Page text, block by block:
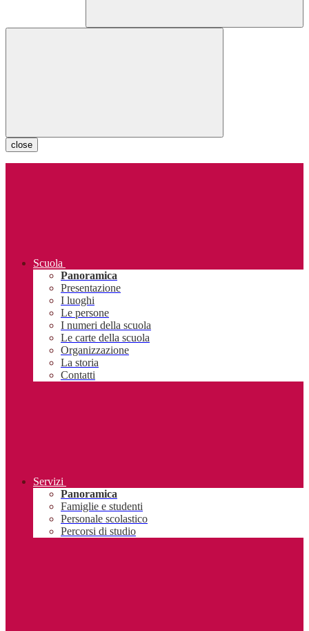
close
Scuola
Panoramica
Presentazione
I luoghi
Le persone
I numeri della scuola
Le carte della scuola
Organizzazione
La storia
Contatti
Servizi
Panoramica
Famiglie e studenti
Personale scolastico
Percorsi di studio